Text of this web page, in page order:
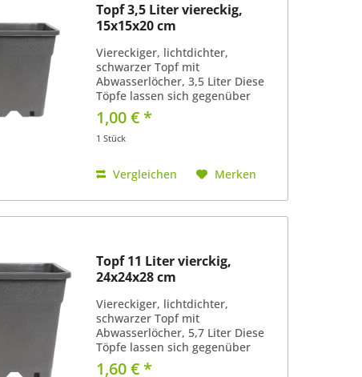
Topf 3,5 Liter viereckig,
15x15x20 cm
Viereckiger, lichtdichter,
schwarzer Topf mit
Abwasserlöcher, 3,5 Liter Diese
Töpfe lassen sich gegenüber
runden Töpfen sehr gut
aneinander reihen. Super Abfluss
von überflüssigen Wasser, da der
ist...
1,00 € *
1 Stück
Vergleichen Merken
Topf 11 Liter vierckig,
24x24x28 cm
Viereckiger, lichtdichter,
schwarzer Topf mit
Abwasserlöcher, 5,7 Liter Diese
Töpfe lassen sich gegenüber
runden Töpfen sehr gut
1,60 € *